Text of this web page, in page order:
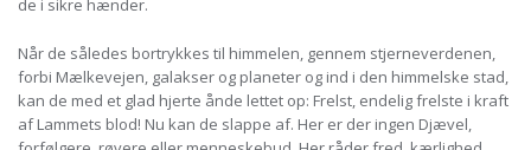
de i sikre hænder.
Når de således bortrykkes til himmelen, gennem stjerneverdenen,
forbi Mælkevejen, galakser og planeter og ind i den himmelske stad,
kan de med et glad hjerte ånde lettet op: Frelst, endelig frelste i kraft
af Lammets blod! Nu kan de slappe af. Her er der ingen Djævel,